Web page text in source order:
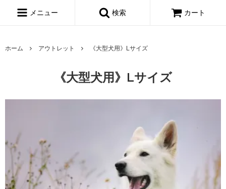
メニュー 検索 カート
ホーム アウトレット 《大型犬用》Lサイズ
《大型犬用》Lサイズ